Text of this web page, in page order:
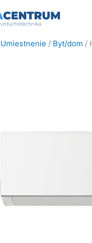
Umiestnenie / Byt/dom /